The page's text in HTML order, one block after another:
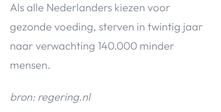
Als alle Nederlanders kiezen voor
gezonde voeding, sterven in twintig jaar
naar verwachting 140.000 minder
mensen.
bron: regering.nl